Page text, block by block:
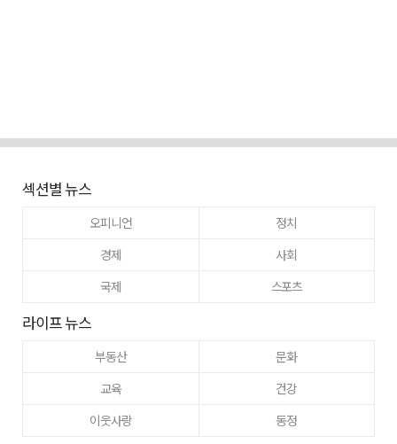
섹션별 뉴스
오피니언
정치
경제
사회
국제
스포츠
라이프 뉴스
부동산
문화
교육
건강
이웃사랑
동정